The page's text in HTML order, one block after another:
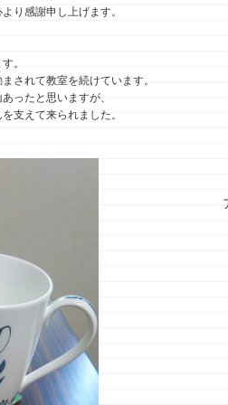
り感謝申し上げます。
。
されて教室を続けています。
ったと思いますが、
支えて来られました。